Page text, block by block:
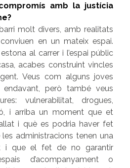
amb la justícia
molt divers, amb realitats
en un mateix espai.
al carrer i l’espai públic
acabes construint vincles
Veus com alguns joves
endavant, però també veus
vulnerabilitat, drogues,
i arriba un moment que et
i què es podria haver fet
administracions tenen una
i que el fet de no garantir
d’acompanyament o